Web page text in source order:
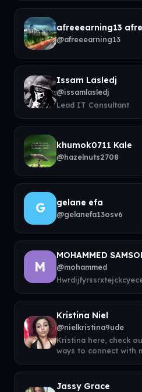
afreeearning13
@afreeearning13
Issam Lasledj
@issamlasledj
Lead IT Consultant
khumok0711 Kale
@hazelnuts2708
G gelane efa
@gelanefa13osv6
M
MOHAMMED
@mohammed
Kristina Niel
@nielkristina9ude
Kristina here, check
ways to connect with
Jassy Grace